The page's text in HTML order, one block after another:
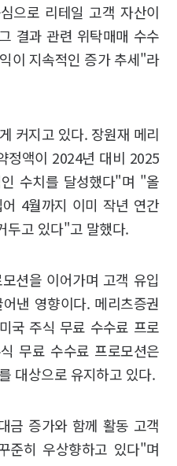
으로 리테일 고객 자산이
결과 관련 위탁매매 수수
이 지속적인 증가 추세"라
커지고 있다. 장원재 메리
정액이 2024년 대비 2025
수치를 달성했다"며 "올
4월까지 이미 작년 연간
두고 있다"고 말했다.
션을 이어가며 고객 유입
낸 영향이다. 메리츠증권
국 주식 무료 수수료 프로
무료 수수료 프로모션은
대상으로 유지하고 있다.
금 증가와 함께 활동 고객
준히 우상향하고 있다"며